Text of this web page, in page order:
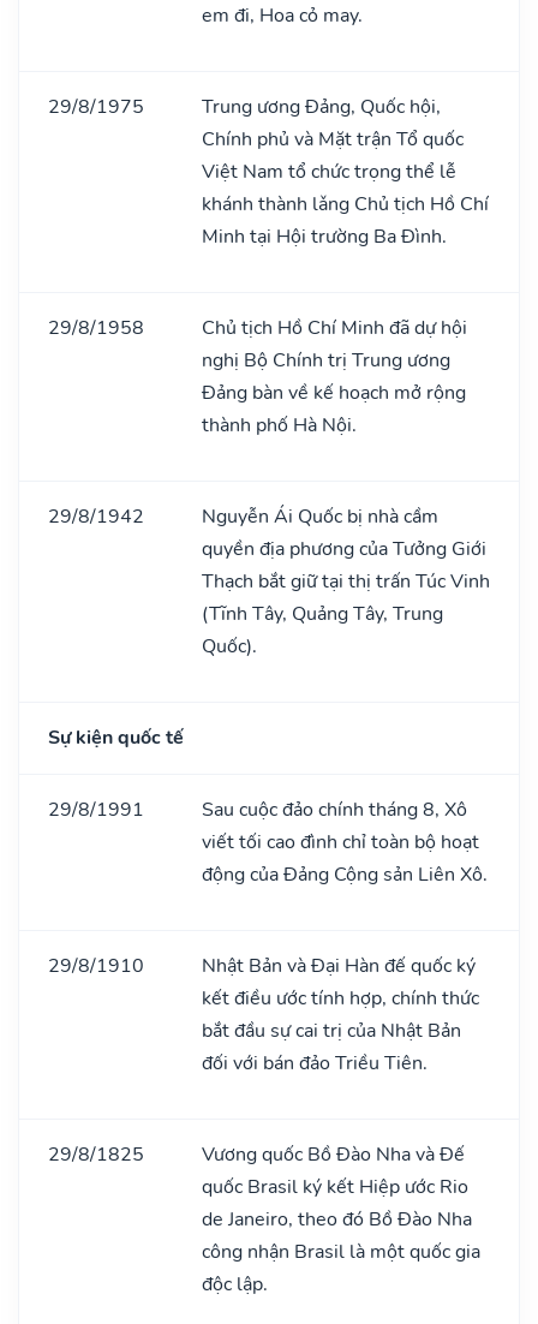
em đi, Hoa cỏ may.
29/8/1975
Trung ương Đảng, Quốc hội,
Chính phủ và Mặt trận Tổ quốc
Việt Nam tổ chức trọng thể lễ
khánh thành lǎng Chủ tịch Hồ Chí
Minh tại Hội trường Ba Đình.
29/8/1958
Chủ tịch Hồ Chí Minh đã dự hội
nghị Bộ Chính trị Trung ương
Đảng bàn về kế hoạch mở rộng
thành phố Hà Nội.
29/8/1942
Nguyễn Ái Quốc bị nhà cầm
quyền địa phương của Tưởng Giới
Thạch bắt giữ tại thị trấn Túc Vinh
(Tĩnh Tây, Quảng Tây, Trung
Quốc).
Sự kiện quốc tế
29/8/1991
Sau cuộc đảo chính tháng 8, Xô
viết tối cao đình chỉ toàn bộ hoạt
động của Đảng Cộng sản Liên Xô.
29/8/1910
Nhật Bản và Đại Hàn đế quốc ký
kết điều ước tính hợp, chính thức
bắt đầu sự cai trị của Nhật Bản
đối với bán đảo Triều Tiên.
29/8/1825
Vương quốc Bồ Đào Nha và Đế
quốc Brasil ký kết Hiệp ước Rio
de Janeiro, theo đó Bồ Đào Nha
công nhận Brasil là một quốc gia
độc lập.